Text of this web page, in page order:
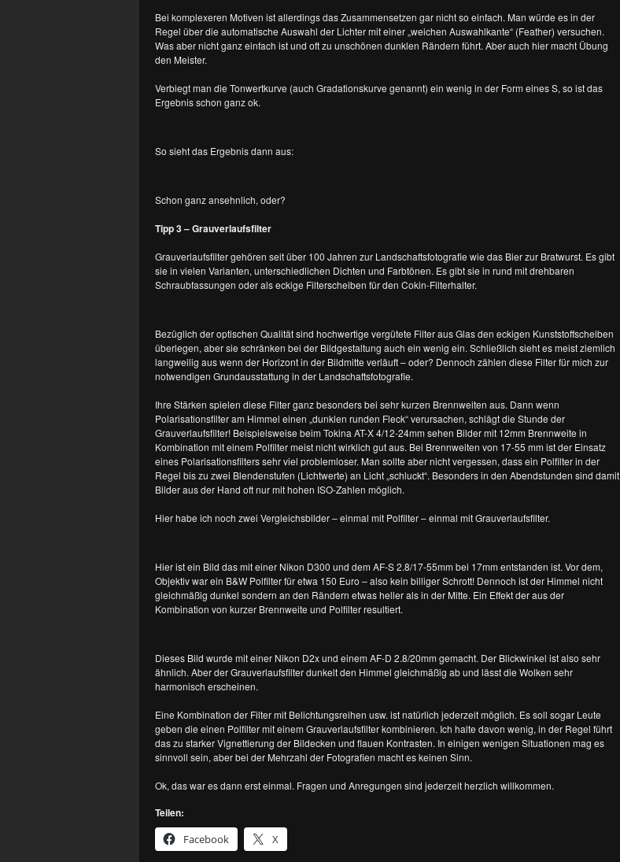
Bei komplexeren Motiven ist allerdings das Zusammensetzen gar nicht so einfach. Man würde es in der
Regel über die automatische Auswahl der Lichter mit einer „weichen Auswahlkante“ (Feather) versuchen.
Was aber nicht ganz einfach ist und oft zu unschönen dunklen Rändern führt. Aber auch hier macht Übung
den Meister.
Verbiegt man die Tonwertkurve (auch Gradationskurve genannt) ein wenig in der Form eines S, so ist das
Ergebnis schon ganz ok.
So sieht das Ergebnis dann aus:
Schon ganz ansehnlich, oder?
Tipp 3 – Grauverlaufsfilter
Grauverlaufsfilter gehören seit über 100 Jahren zur Landschaftsfotografie wie das Bier zur Bratwurst. Es gibt
sie in vielen Varianten, unterschiedlichen Dichten und Farbtönen. Es gibt sie in rund mit drehbaren
Schraubfassungen oder als eckige Filterscheiben für den Cokin-Filterhalter.
Bezüglich der optischen Qualität sind hochwertige vergütete Filter aus Glas den eckigen Kunststoffscheiben
überlegen, aber sie schränken bei der Bildgestaltung auch ein wenig ein. Schließlich sieht es meist ziemlich
langweilig aus wenn der Horizont in der Bildmitte verläuft – oder? Dennoch zählen diese Filter für mich zur
notwendigen Grundausstattung in der Landschaftsfotografie.
Ihre Stärken spielen diese Filter ganz besonders bei sehr kurzen Brennweiten aus. Dann wenn
Polarisationsfilter am Himmel einen „dunklen runden Fleck“ verursachen, schlägt die Stunde der
Grauverlaufsfilter! Beispielsweise beim Tokina AT-X 4/12-24mm sehen Bilder mit 12mm Brennweite in
Kombination mit einem Polfilter meist nicht wirklich gut aus. Bei Brennweiten von 17-55 mm ist der Einsatz
eines Polarisationsfilters sehr viel problemloser. Man sollte aber nicht vergessen, dass ein Polfilter in der
Regel bis zu zwei Blendenstufen (Lichtwerte) an Licht „schluckt“. Besonders in den Abendstunden sind damit
Bilder aus der Hand oft nur mit hohen ISO-Zahlen möglich.
Hier habe ich noch zwei Vergleichsbilder – einmal mit Polfilter – einmal mit Grauverlaufsfilter.
Hier ist ein Bild das mit einer Nikon D300 und dem AF-S 2.8/17-55mm bei 17mm entstanden ist. Vor dem,
Objektiv war ein B&W Polfilter für etwa 150 Euro – also kein billiger Schrott! Dennoch ist der Himmel nicht
gleichmäßig dunkel sondern an den Rändern etwas heller als in der Mitte. Ein Effekt der aus der
Kombination von kurzer Brennweite und Polfilter resultiert.
Dieses Bild wurde mit einer Nikon D2x und einem AF-D 2.8/20mm gemacht. Der Blickwinkel ist also sehr
ähnlich. Aber der Grauverlaufsfilter dunkelt den Himmel gleichmäßig ab und lässt die Wolken sehr
harmonisch erscheinen.
Eine Kombination der Filter mit Belichtungsreihen usw. ist natürlich jederzeit möglich. Es soll sogar Leute
geben die einen Polfilter mit einem Grauverlaufsfilter kombinieren. Ich halte davon wenig, in der Regel führt
das zu starker Vignettierung der Bildecken und flauen Kontrasten. In einigen wenigen Situationen mag es
sinnvoll sein, aber bei der Mehrzahl der Fotografien macht es keinen Sinn.
Ok, das war es dann erst einmal. Fragen und Anregungen sind jederzeit herzlich willkommen.
Teilen:
Facebook
X